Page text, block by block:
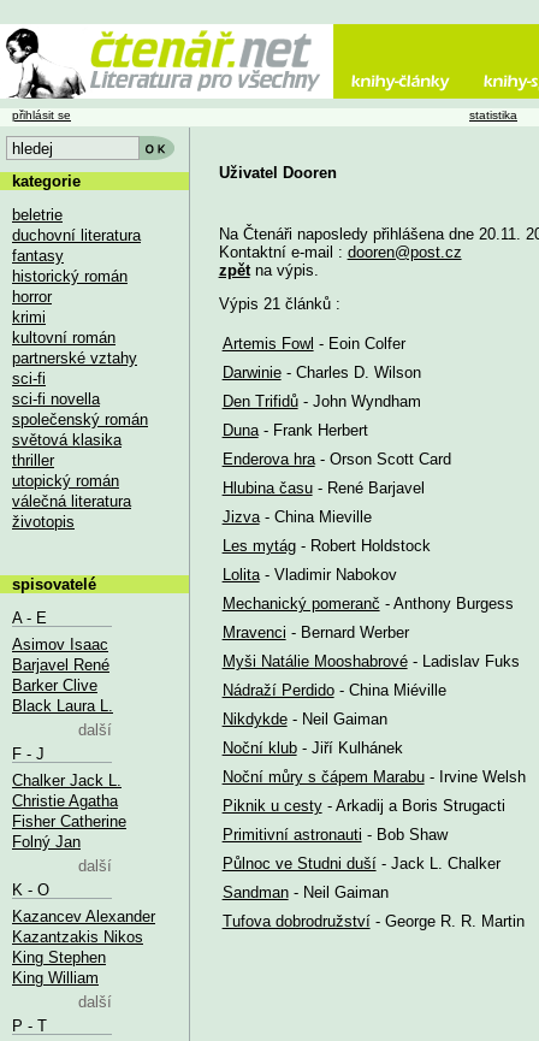
Uživatel Dooren
Na Čtenáři naposledy přihlášena dne 20.11.
Kontaktní e-mail : dooren@post.cz
zpětna výpis.
Výpis 21 článků :
Artemis Fowl - Eoin Colfer
Darwinie- Charles D. Wilson
Den Trifidů- John Wyndham
Duna- Frank Herbert
Enderova hra- Orson Scott Card
Hlubina času- René Barjavel
Jizva- China Mieville
Les mytág- Robert Holdstock
Lolita- Vladimir Nabokov
Mechanický pomeranč - Anthony Burgess
Mravenci - Bernard Werber
Myši Natálie Mooshabrové- Ladislav Fuks
Nádraží Perdido- China Miéville
Nikdykde- Neil Gaiman
Noční klub- Jiří Kulhánek
Noční můry s čápem Marabu- Irvine Welsh
Piknik u cesty- Arkadij a Boris Strugacti
Primitivní astronauti - Bob Shaw
Půlnoc ve Studni duší- Jack L. Chalker
Sandman- Neil Gaiman
Tufova dobrodružství- George R. R. Martin
přihlásit se statistika
kategorie
beletrie
duchovní literatura
fantasy
historický román
horror
krimi
kultovní román
partnerské vztahy
sci-fi
sci-fi novella
společenský román
světová klasika
thriller
utopický román
válečná literatura
životopis
spisovatelé
A - E
Asimov Isaac
Barjavel René
Barker Clive
Black Laura L.
další
F - J
Chalker Jack L.
Christie Agatha
Fisher Catherine
Folný Jan
další
K - O
Kazancev Alexander
Kazantzakis Nikos
King Stephen
King William
další
P - T